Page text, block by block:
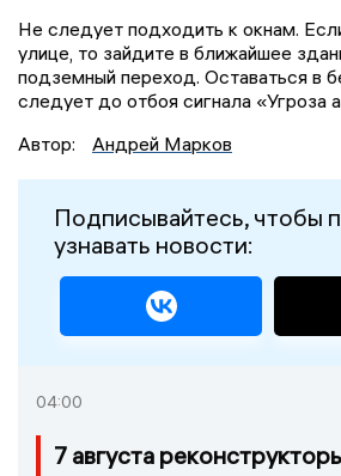
Не следует подходить к окнам.
улице, то зайдите в ближайшее
подземный переход. Оставаться в
следует до отбоя сигнала «Угроза
Автор:
Андрей Марков
Подписывайтесь, чтобы
узнавать новости:
04:00
7 августа